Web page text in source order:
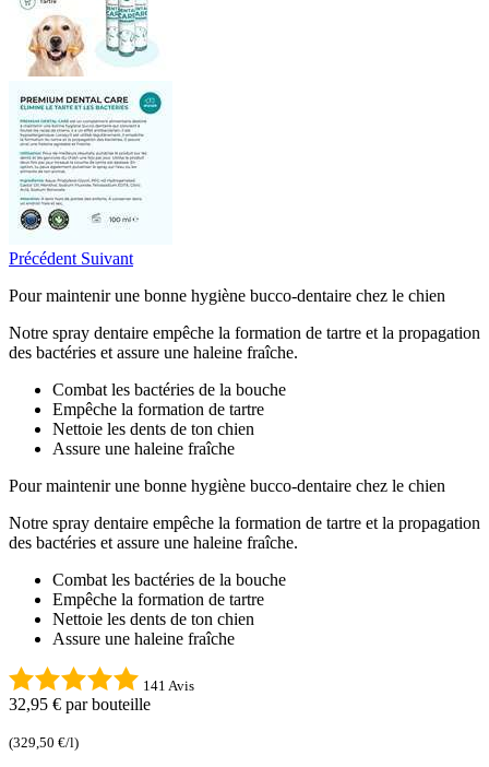
Précédent Suivant
Pour maintenir une bonne hygiène bucco-dentaire chez le chien
Notre spray dentaire empêche la formation de tartre et la propagation
des bactéries et assure une haleine fraîche.
Combat les bactéries de la bouche
Empêche la formation de tartre
Nettoie les dents de ton chien
Assure une haleine fraîche
Pour maintenir une bonne hygiène bucco-dentaire chez le chien
Notre spray dentaire empêche la formation de tartre et la propagation
des bactéries et assure une haleine fraîche.
Combat les bactéries de la bouche
Empêche la formation de tartre
Nettoie les dents de ton chien
Assure une haleine fraîche
141 Avis
32,95 € par bouteille
(329,50 €/l)